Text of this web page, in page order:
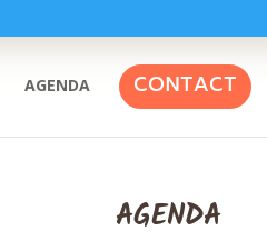
AGENDA CONTACT
AGENDA